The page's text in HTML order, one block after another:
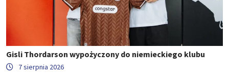
Gisli Thordarson wypożyczony do niemieckiego klubu
7 sierpnia 2026